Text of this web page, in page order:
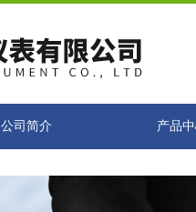
公司简介 产品